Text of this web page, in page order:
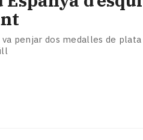
penjar dos medalles de plata